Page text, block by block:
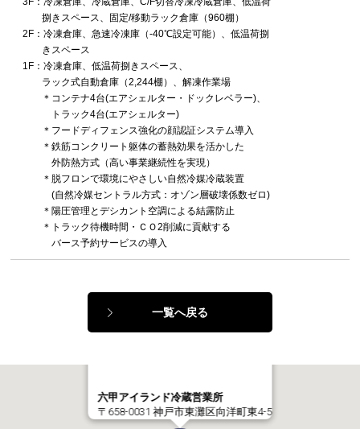
捌きスペース、固定/移動ラック倉庫（960棚）
2F：冷凍倉庫、急速冷凍庫（-40℃設定可能）、低温荷捌
きスペース
1F：冷凍倉庫、低温荷捌きスペース、
ラック式自動倉庫（2,244棚）、解凍作業場
＊コンテナ4台(エアシェルター・ドックレベラー)、
トラック4台(エアシェルター)
＊フードディフェンス強化の顔認証システム導入
＊鉄筋コンクリート躯体の蓄熱効果を活かした
外防熱方式（高い事業継続性を実現）
＊脱フロンで環境にやさしい自然冷媒冷蔵装置
(自然冷媒セントラル方式：オゾン層破壊係数ゼロ)
＊陽圧管理とデシカント空調による結露防止
＊トラック待機時間・ＣＯ2削減に貢献する
バース予約サービスの導入
一覧へ戻る
六甲アイランド冷蔵営業所
〒658-0031 神戸市東灘区向洋町東4-5